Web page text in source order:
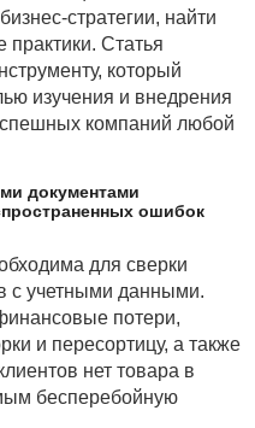
стратегии, найти
практики. Статья
который
изучения и внедрения
компаний любой
документами
ошибок
для сверки
с учетными данными.
потери,
и пересортицу, а также
нет товара в
бесперебойную